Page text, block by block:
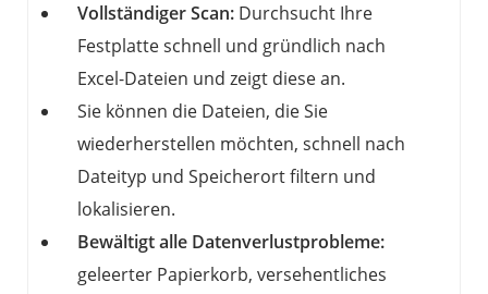
Vollständiger Scan: Durchsucht Ihre
Festplatte schnell und gründlich nach
Excel-Dateien und zeigt diese an.
Sie können die Dateien, die Sie
wiederherstellen möchten, schnell nach
Dateityp und Speicherort filtern und
lokalisieren.
Bewältigt alle Datenverlustprobleme:
geleerter Papierkorb, versehentliches